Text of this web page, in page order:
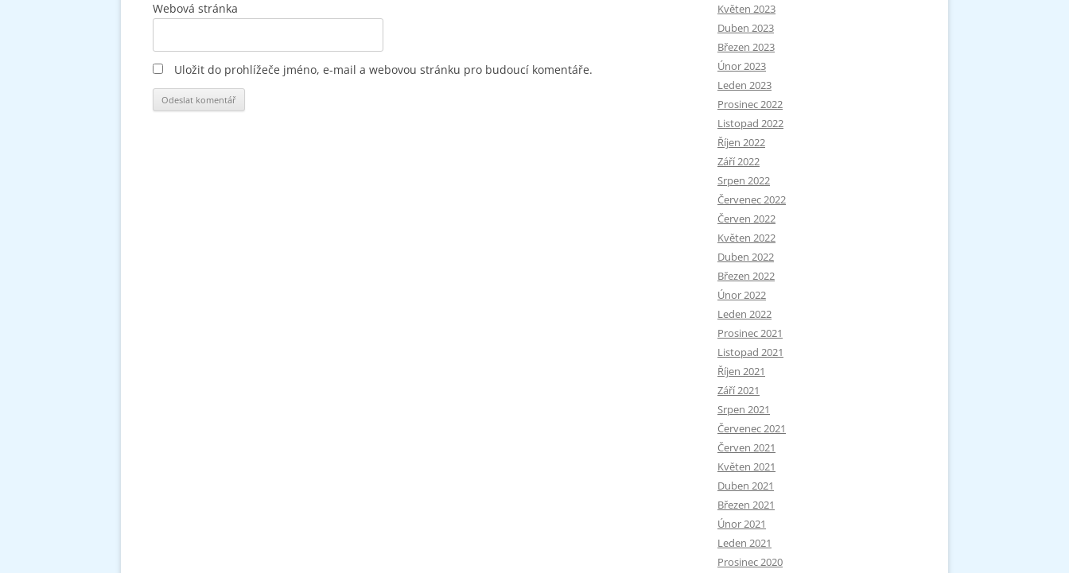
Webová stránka
Uložit do prohlížeče jméno, e-mail a webovou stránku pro budoucí komentáře.
Květen 2023
Duben 2023
Březen 2023
Únor 2023
Leden 2023
Prosinec 2022
Listopad 2022
Říjen 2022
Září 2022
Srpen 2022
Červenec 2022
Červen 2022
Květen 2022
Duben 2022
Březen 2022
Únor 2022
Leden 2022
Prosinec 2021
Listopad 2021
Říjen 2021
Září 2021
Srpen 2021
Červenec 2021
Červen 2021
Květen 2021
Duben 2021
Březen 2021
Únor 2021
Leden 2021
Prosinec 2020